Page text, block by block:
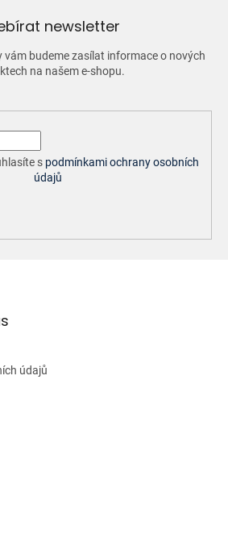
newsletter
vám budeme zasílat informace o nových
na našem e-shopu.
s podmínkami ochrany osobních
údajů
údajů